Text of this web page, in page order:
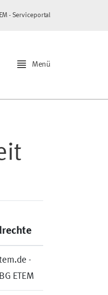
- Serviceportal
Menü
-
ETEM